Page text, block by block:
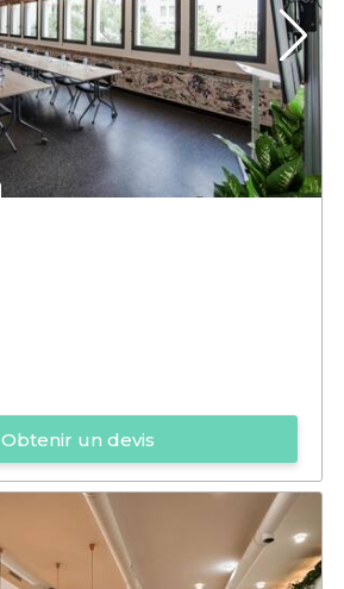
Obtenir un devis